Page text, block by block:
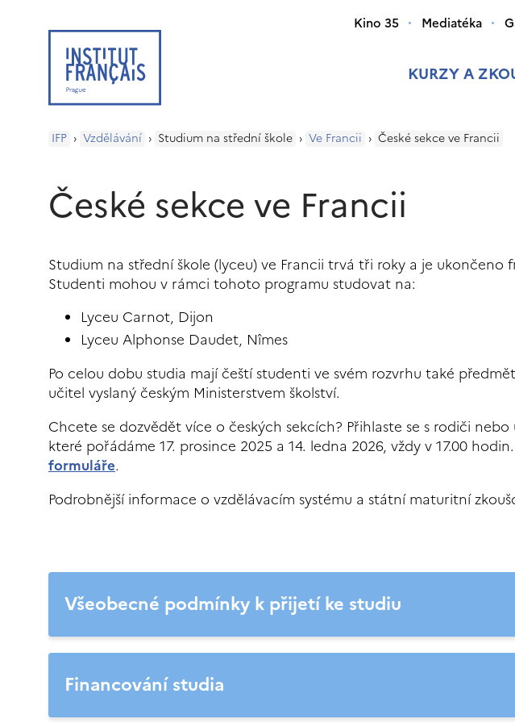
KURZY A
Kino 35 Mediatéka
IFP › Vzdělávání › Studium na střední škole › Ve Francii › České sekce ve Francii
České sekce ve Francii
Studium na střední škole (lyceu) ve Francii trvá tři roky a je ukončeno
Studenti mohou v rámci tohoto programu studovat na:
Lyceu Carnot, Dijon
Lyceu Alphonse Daudet, Nîmes
Po celou dobu studia mají čeští studenti ve svém rozvrhu také
učitel vyslaný českým Ministerstvem školství.
Chcete se dozvědět více o českých sekcích? Přihlaste se s rodiči
které pořádáme 17. prosince 2025 a 14. ledna 2026, vždy v 17.00
formuláře.
Podrobnější informace o vzdělávacím systému a státní maturitní
Všeobecné podmínky k přijetí ke studiu
Financování studia